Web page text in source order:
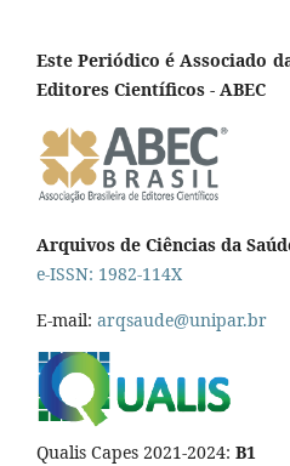
Este Periódico é Associado
Editores Científicos - ABEC
Arquivos de Ciências da
e-ISSN: 1982-114X
E-mail: arqsaude@unipar.br
Qualis Capes 2021-2024: B1